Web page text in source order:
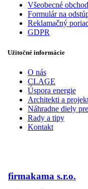
Všeobecné
Formulár na
Reklamačný
GDPR
Užitočné informácie
O nás
CLAGE
Úspora energie
Architekti a
Náhradne diely
Rady a tipy
Kontakt
firmakama s.r.o.